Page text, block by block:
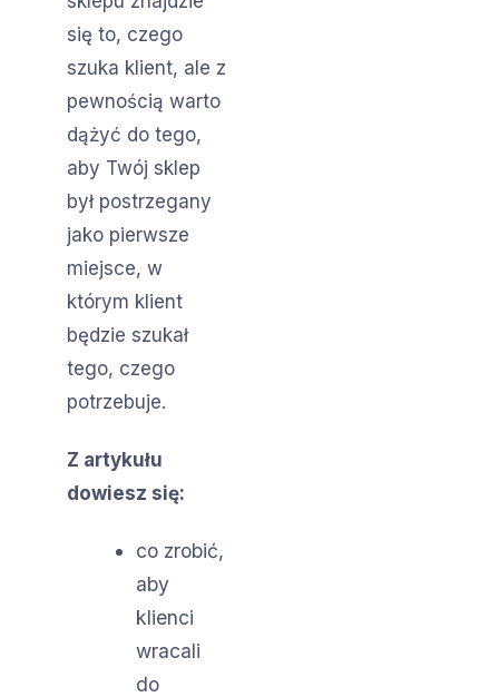
się to, czego
szuka klient, ale z
pewnością warto
dążyć do tego,
aby Twój sklep
był postrzegany
jako pierwsze
miejsce, w
którym klient
będzie szukał
tego, czego
potrzebuje.
Z artykułu
dowiesz się:
co zrobić,
aby
klienci
wracali
do